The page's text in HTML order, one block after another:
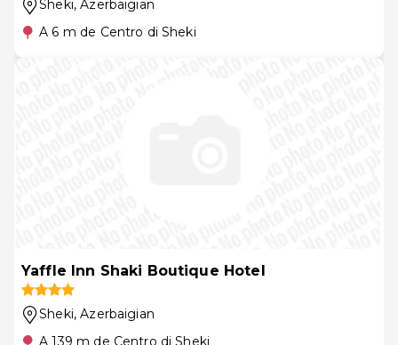
Sheki, Azerbaigian
A 6 m de Centro di Sheki
Yaffle Inn Shaki Boutique Hotel
Sheki, Azerbaigian
A 139 m de Centro di Sheki